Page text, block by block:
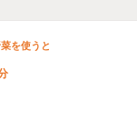
を使うと